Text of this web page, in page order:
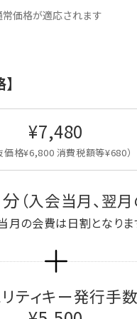
価格が適応されます
¥7,480
価格¥6,800 消費税額等¥680）
（入会当月、翌
の会費は日割となりま
ティキー発行手